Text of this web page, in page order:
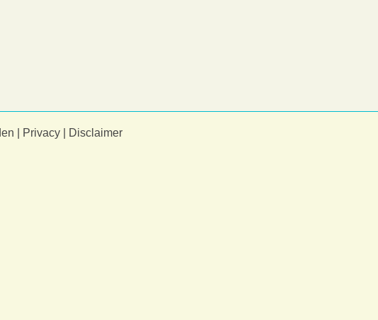
Privacy| Disclaimer